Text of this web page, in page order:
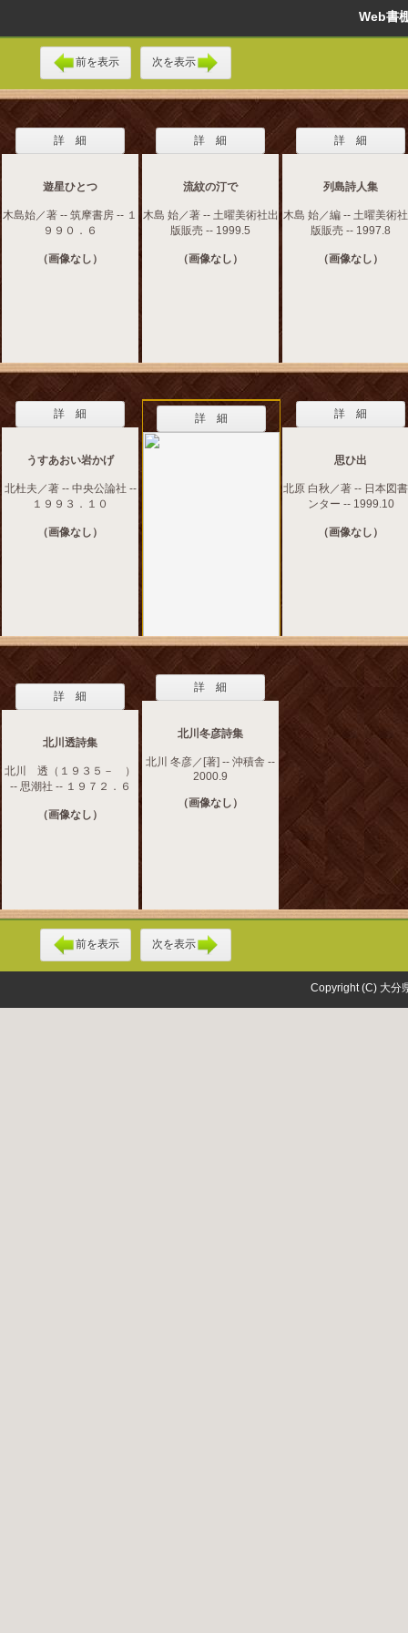
Web
前を表示 次を表示
詳 細
遊星ひとつ
木島始／著 -- 筑摩書房 -- １
９９０．６
（画像なし）
詳 細
流紋の汀で
木島 始／著 -- 土曜美術社出
版販売 -- 1999.5
（画像なし）
詳 細
列島詩人集
木島 始／編 -- 土曜美術
版販売 -- 1997.8
（画像なし）
詳 細
うすあおい岩かげ
北杜夫／著 -- 中央公論社 --
１９９３．１０
（画像なし）
詳 細 詳 細
思ひ出
北原 白秋／著 -- 日本図
ンター -- 1999.10
（画像なし）
詳 細
北川透詩集
北川 透（１９３５－ ）
-- 思潮社 -- １９７２．６
（画像なし）
詳 細
北川冬彦詩集
北川 冬彦／[著] -- 沖積舎 --
2000.9
（画像なし）
前を表示 次を表示
Copyright (C) 大分